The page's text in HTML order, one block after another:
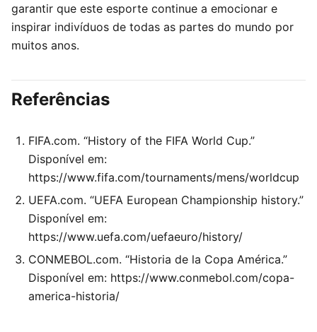
garantir que este esporte continue a emocionar e
inspirar indivíduos de todas as partes do mundo por
muitos anos.
Referências
FIFA.com. “History of the FIFA World Cup.”
Disponível em:
https://www.fifa.com/tournaments/mens/worldcup
UEFA.com. “UEFA European Championship history.”
Disponível em:
https://www.uefa.com/uefaeuro/history/
CONMEBOL.com. “Historia de la Copa América.”
Disponível em: https://www.conmebol.com/copa-
america-historia/